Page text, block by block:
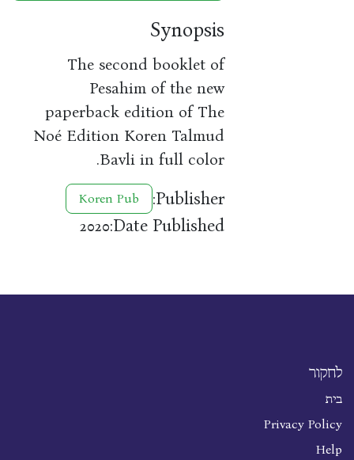
Synopsis
The second booklet of
Pesahim of the new
paperback edition of The
Noé Edition Koren Talmud
Bavli in full color.
Publisher:
Koren Pub
Date Published:
2020
לחקור
בית
Privacy Policy
Help